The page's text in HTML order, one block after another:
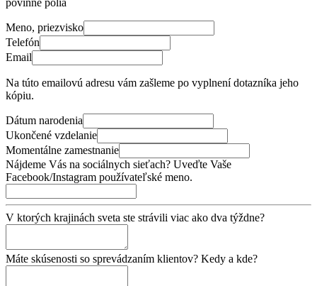
Meno, priezvisko
Telefón
Email
Na túto emailovú adresu vám zašleme po vyplnení dotazníka jeho
kópiu.
Dátum narodenia
Ukončené vzdelanie
Momentálne zamestnanie
Nájdeme Vás na sociálnych sieťach? Uveďte Vaše
Facebook/Instagram používateľské meno.
V ktorých krajinách sveta ste strávili viac ako dva týždne?
Máte skúsenosti so sprevádzaním klientov? Kedy a kde?